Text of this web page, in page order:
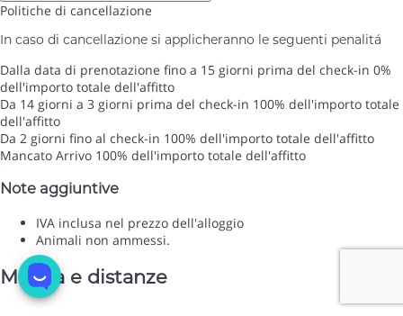
Politiche di cancellazione
In caso di cancellazione si applicheranno le seguenti penalitá
Dalla data di prenotazione fino a 15 giorni prima del check-in 0%
dell'importo totale dell'affitto
Da 14 giorni a 3 giorni prima del check-in 100% dell'importo totale
dell'affitto
Da 2 giorni fino al check-in 100% dell'importo totale dell'affitto
Mancato Arrivo 100% dell'importo totale dell'affitto
Note aggiuntive
IVA inclusa nel prezzo dell'alloggio
Animali non ammessi.
Mappa e distanze